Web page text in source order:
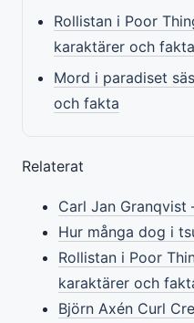
Rollistan i Poor
karaktärer och fakta
Mord i paradiset
och fakta
Relaterat
Carl Jan
Hur många dog i
Rollistan i Poor
karaktärer och
Björn Axén Curl